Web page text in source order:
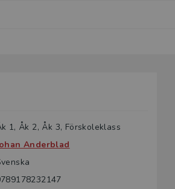
1, Åk 2, Åk 3, Förskoleklass
Anderblad